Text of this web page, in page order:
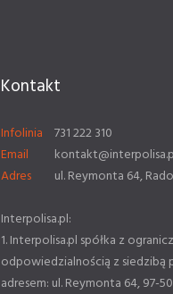
Kontakt
Infolinia
731 222 310
Email
Adres
ul. Reymonta 64,
Interpolisa.pl:
1. Interpolisa.pl spółka z
odpowiedzialnością z siedzibą
adresem: ul. Reymonta 64, 97-